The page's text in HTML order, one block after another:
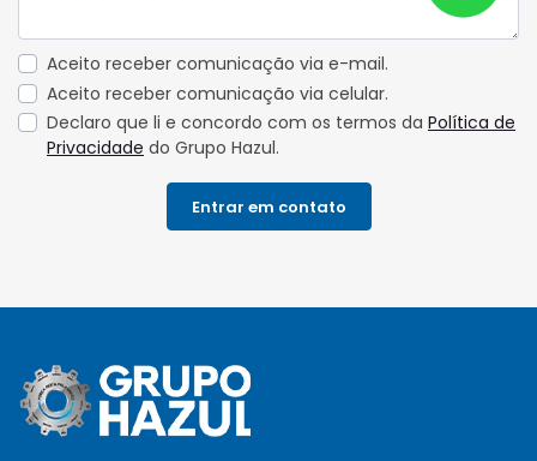
Aceito receber comunicação via e-mail.
Aceito receber comunicação via celular.
Declaro que li e concordo com os termos da Política de
Privacidade do Grupo Hazul.
Entrar em contato